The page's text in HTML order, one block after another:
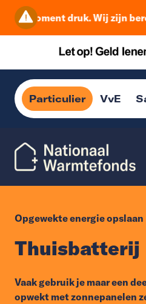
moment druk. Wij zijn
Particulier VvE
Opgewekte energie opslaan
Thuisbatterij
Vaak gebruik je maar een
opwekt met zonnepanelen